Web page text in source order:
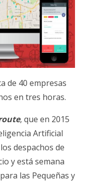
de 40 empresas
en tres horas.
, que en 2015
Artificial
despachos de
y está semana
las Pequeñas y